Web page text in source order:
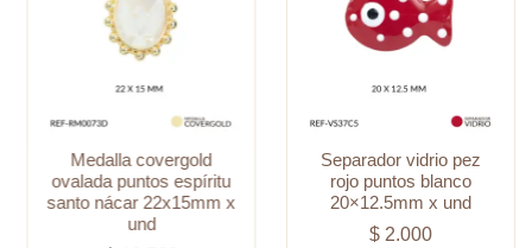
Medalla covergold
ovalada puntos espíritu
santo nácar 22x15mm x
und
Separador vidrio pez
rojo puntos blanco
20×12.5mm x und
$2.000